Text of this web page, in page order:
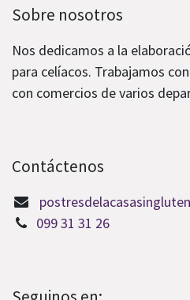
Sobre nosotros
Nos dedicamos a la
para celíacos. Trabajamos
con comercios de varios
Contáctenos
099 31 31 26